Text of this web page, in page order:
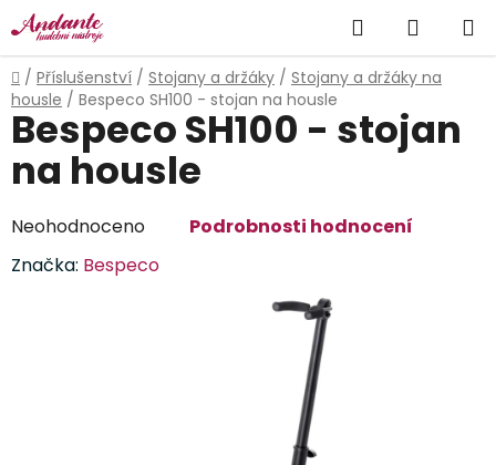
Přejít
na
obsah
Hledat
KOŠÍK
Domů
/ Příslušenství / Stojany a držáky / Stojany a držáky na
housle / Bespeco SH100 - stojan na housle
Bespeco SH100 - stojan
na housle
Průměrné
produktu
Neohodnoceno
Podrobnosti hodnocení
Značka: Bespeco